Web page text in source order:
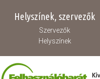
Helyszínek, szervezők
Szervezők
Helyszínek